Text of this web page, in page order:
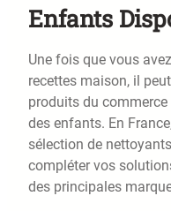
Enfants
Une fois que vous
recettes maison, il
produits du
des enfants. En
sélection de
compléter vos
des principales